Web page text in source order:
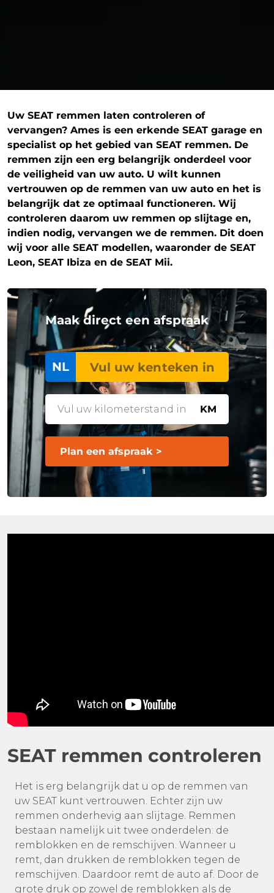
Uw SEAT remmen laten controleren of
vervangen? Ames is een erkende SEAT garage en
specialist op het gebied van SEAT remmen. De
remmen zijn een erg belangrijk onderdeel voor
de veiligheid van uw auto. U wilt kunnen
vertrouwen op de remmen van uw auto en het is
belangrijk dat ze optimaal functioneren. Wij
controleren daarom uw remmen op slijtage en,
indien nodig, vervangen we de remmen. Dit doen
wij voor alle SEAT modellen, waaronder de SEAT
Leon, SEAT Ibiza en de SEAT Mii.
Maak direct een afspraak
NL
KM
Plan een afspraak >
SEAT remmen controleren
Het is erg belangrijk dat u op de remmen van
uw SEAT kunt vertrouwen. Echter zijn uw
remmen onderhevig aan slijtage. Remmen
bestaan namelijk uit twee onderdelen: de
remblokken en de remschijven. Wanneer u
remt, dan drukken de remblokken tegen de
remschijven. Daardoor remt de auto af. Door de
grote druk op zowel de remblokken als de